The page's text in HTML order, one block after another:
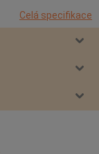
Celá specifikace